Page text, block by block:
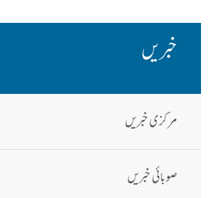
خبریں
مرکزی خبریں
صوبائی خبریں